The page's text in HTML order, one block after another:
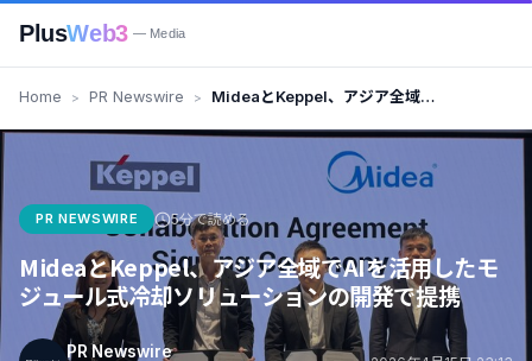
PlusWeb3 — Media
Home PR Newswire
MideaとKeppel、アジア全域で
リューションの開発で提携
PR NEWSWIRE 5分で読める
MideaとKeppel、アジア全域でAIを活用したモ
ジュール式冷却ソリューションの開発で提携
PR Newswire